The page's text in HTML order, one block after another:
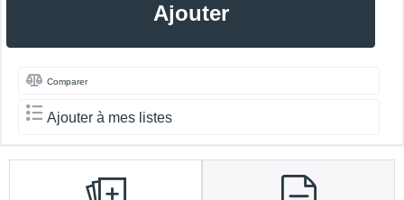
Ajouter
Comparer
Ajouter à mes listes